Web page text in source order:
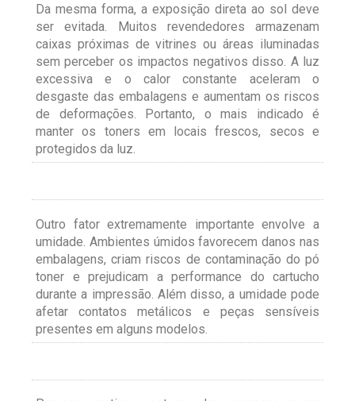
Da mesma forma, a exposição direta ao sol deve
ser evitada. Muitos revendedores armazenam
caixas próximas de vitrines ou áreas iluminadas
sem perceber os impactos negativos disso. A luz
excessiva e o calor constante aceleram o
desgaste das embalagens e aumentam os riscos
de deformações. Portanto, o mais indicado é
manter os toners em locais frescos, secos e
protegidos da luz.
Outro fator extremamente importante envolve a
umidade. Ambientes úmidos favorecem danos nas
embalagens, criam riscos de contaminação do pó
toner e prejudicam a performance do cartucho
durante a impressão. Além disso, a umidade pode
afetar contatos metálicos e peças sensíveis
presentes em alguns modelos.